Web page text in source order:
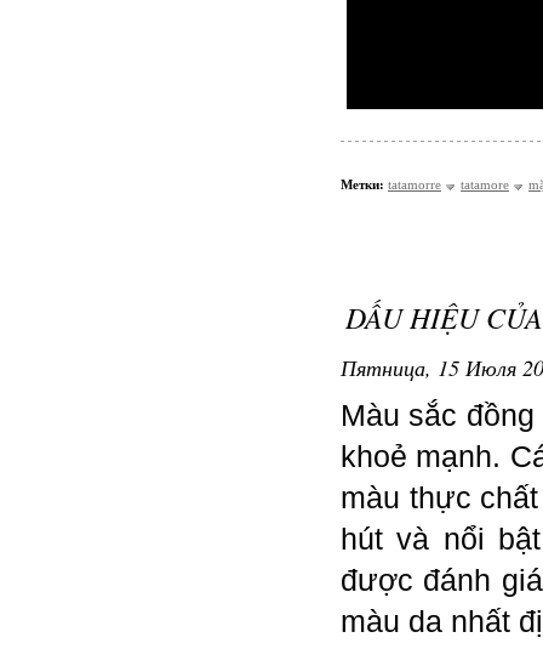
Метки: tatamorre tatamore
DẤU HIỆU
Пятница, 15 Июля
Màu sắc
khoẻ mạnh.
màu thực
hút và nổi
được đánh
màu da nhất